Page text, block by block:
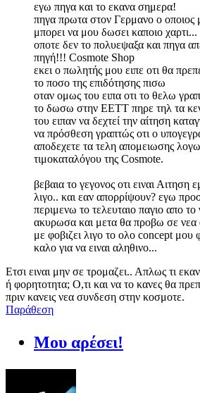
εγω πηγα και το εκανα σημερα!
πηγα πρωτα στον Γερμανο ο οποιος
μπορει να μου δωσει καποιο χαρτι...
οποτε δεν το πολυεψαξα και πηγα
πηγή!!! Cosmote Shop
εκει ο πωλητής μου ειπε οτι θα
το ποσο της επιδότησης πισω
οταν ομως του ειπα οτι το θελω
το δωσω στην ΕΕΤΤ πηρε τηλ τα
του ειπαν να δεχτεί την αίτηση
να πρόσθεση γραπτώς οτι ο
αποδεχετε τα τελη απομειωσης
τιμοκαταλόγου της Cosmote.
βεβαια το γεγονος οτι ειναι Αιτηση
λιγο.. και εαν απορρίψουν? εγω
περιμενω το τελευταιο παγιο απο
ακυρωσα και μετα θα προβω σε νεα
με φοβιζει λιγο το ολο concept μου
καλο για να ειναι αληθινο...
Ετσι ειναι μην σε τρομαζει.. Απλως τι
ή φορητοτητα; Ο,τι και να το κανες θα
πριν κανεις νεα συνδεση στην κοσμοτε.
Παράθεση
Μου αρέσει!